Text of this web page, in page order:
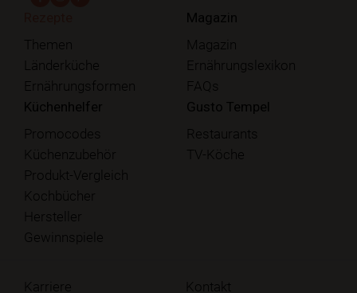
Themen
Länderküche
Ernährungsformen
Magazin
Magazin
Ernährungslexikon
FAQs
Küchenhelfer
Promocodes
Küchenzubehör
Produkt-Vergleich
Kochbücher
Hersteller
Gewinnspiele
Gusto Tempel
Restaurants
TV-Köche
Karriere Kontakt